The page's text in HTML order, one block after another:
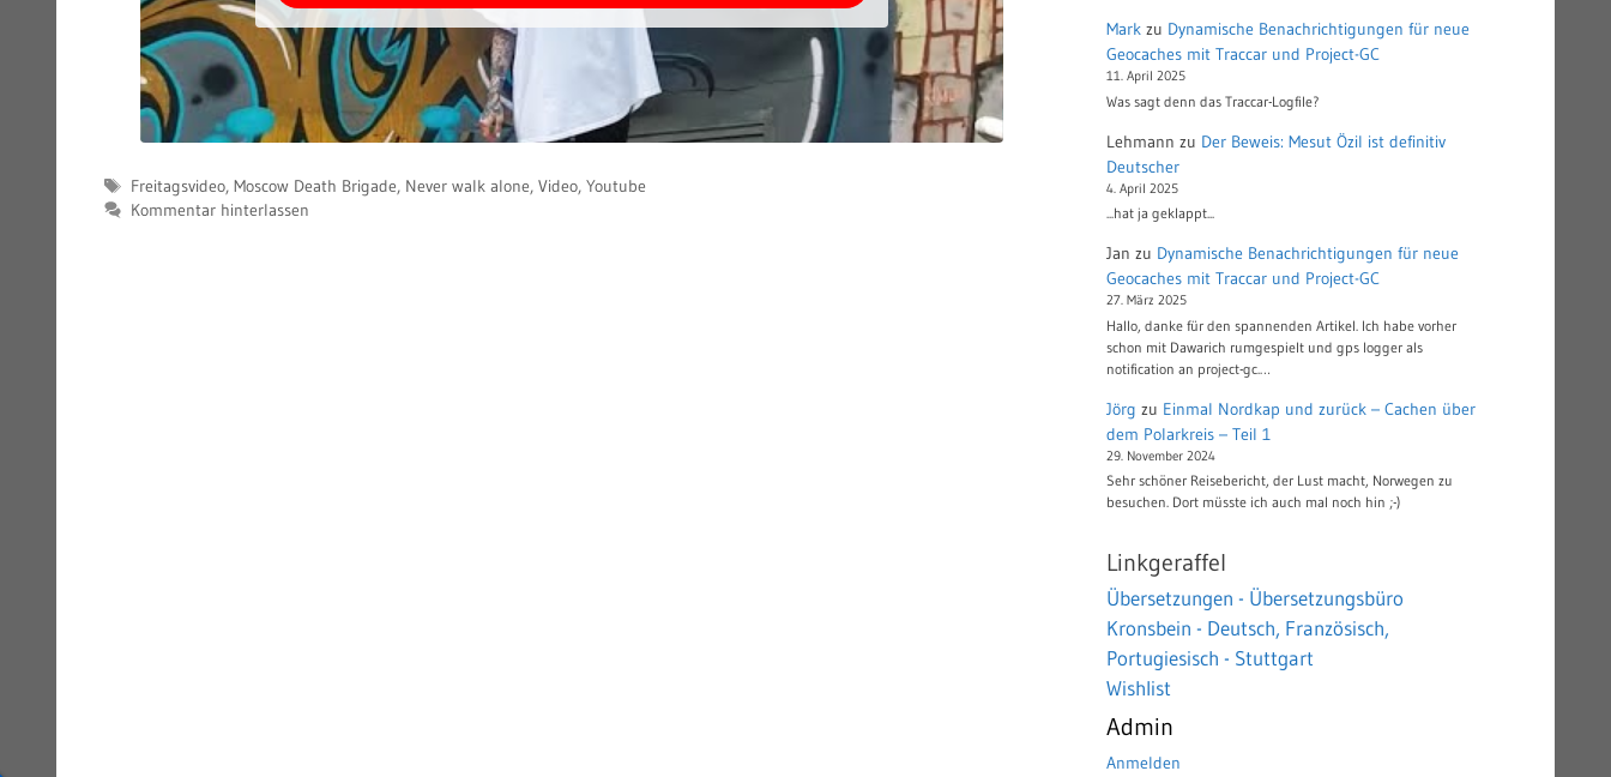
Schlagwörter
Freitagsvideo, Moscow Death Brigade, Never walk alone, Video, Youtube
Kommentar hinterlassen
Mark zu Dynamische Benachrichtigungen für neue
Geocaches mit Traccar und Project-GC
11. April 2025
Was sagt denn das Traccar-Logfile?
Lehmann zu Der Beweis: Mesut Özil ist definitiv
Deutscher
4. April 2025
...hat ja geklappt...
Jan zu Dynamische Benachrichtigungen für neue
Geocaches mit Traccar und Project-GC
27. März 2025
Hallo, danke für den spannenden Artikel. Ich habe vorher
schon mit Dawarich rumgespielt und gps logger als
notification an project-gc.…
Jörg zu Einmal Nordkap und zurück – Cachen über
dem Polarkreis – Teil 1
29. November 2024
Sehr schöner Reisebericht, der Lust macht, Norwegen zu
besuchen. Dort müsste ich auch mal noch hin ;-)
Linkgeraffel
Übersetzungen - Übersetzungsbüro
Kronsbein - Deutsch, Französisch,
Portugiesisch - Stuttgart
Wishlist
Admin
Anmelden